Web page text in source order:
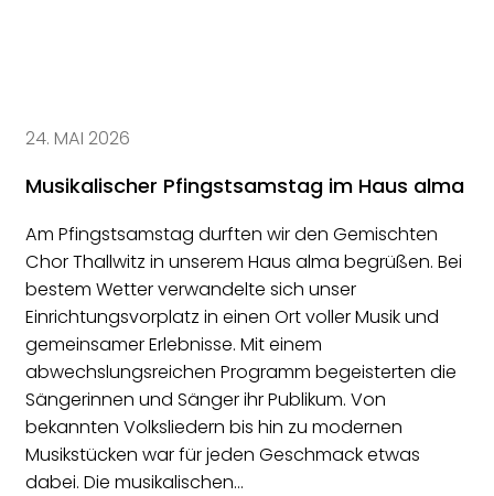
24. MAI 2026
Musikalischer Pfingstsamstag im Haus alma
Am Pfingstsamstag durften wir den Gemischten
Chor Thallwitz in unserem Haus alma begrüßen. Bei
bestem Wetter verwandelte sich unser
Einrichtungsvorplatz in einen Ort voller Musik und
gemeinsamer Erlebnisse. Mit einem
abwechslungsreichen Programm begeisterten die
Sängerinnen und Sänger ihr Publikum. Von
bekannten Volksliedern bis hin zu modernen
Musikstücken war für jeden Geschmack etwas
dabei. Die musikalischen…